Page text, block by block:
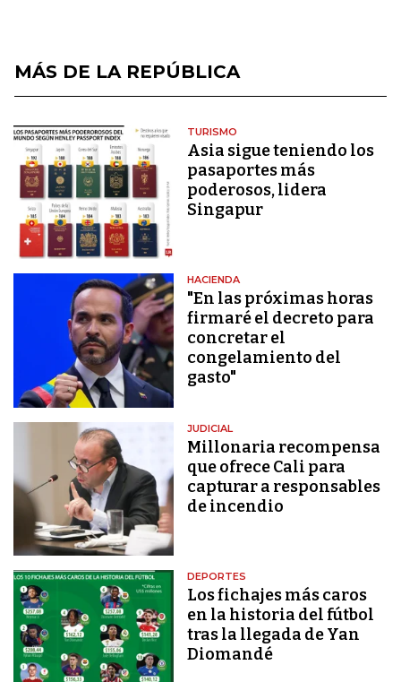
MÁS DE LA REPÚBLICA
TURISMO
Asia sigue teniendo los
pasaportes más
poderosos, lidera
Singapur
HACIENDA
"En las próximas horas
firmaré el decreto para
concretar el
congelamiento del
gasto"
JUDICIAL
Millonaria recompensa
que ofrece Cali para
capturar a responsables
de incendio
DEPORTES
Los fichajes más caros
en la historia del fútbol
tras la llegada de Yan
Diomandé